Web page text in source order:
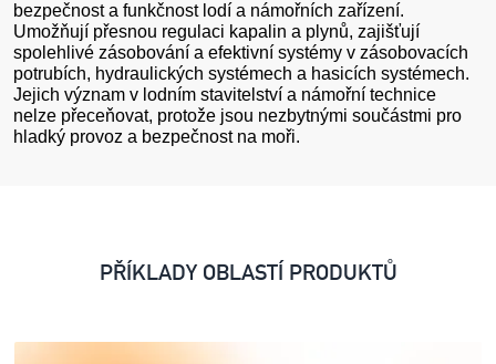
bezpečnost a funkčnost lodí a námořních zařízení.
Umožňují přesnou regulaci kapalin a plynů, zajišťují
spolehlivé zásobování a efektivní systémy v zásobovacích
potrubích, hydraulických systémech a hasicích systémech.
Jejich význam v lodním stavitelství a námořní technice
nelze přeceňovat, protože jsou nezbytnými součástmi pro
hladký provoz a bezpečnost na moři.
PŘÍKLADY OBLASTÍ PRODUKTŮ